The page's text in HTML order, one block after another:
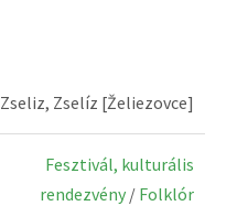
Zseliz, Zselíz [Želiezovce]
Fesztivál, kulturális
rendezvény / Folklór